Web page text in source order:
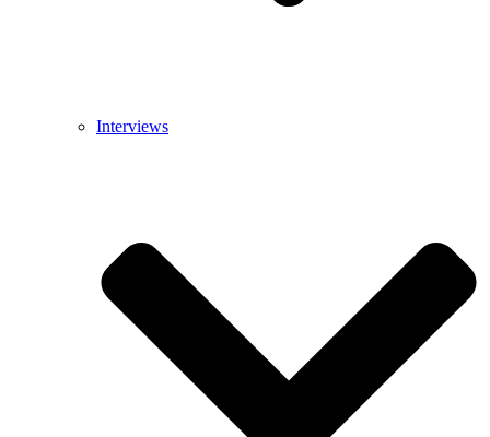
Interviews